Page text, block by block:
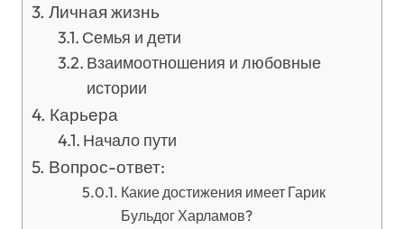
Личная жизнь
Семья и дети
Взаимоотношения и любовные
истории
Карьера
Начало пути
Вопрос-ответ:
Какие достижения имеет Гарик
Бульдог Харламов?